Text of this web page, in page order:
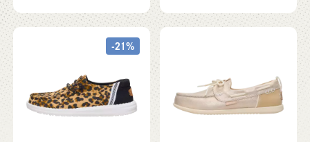
-21%